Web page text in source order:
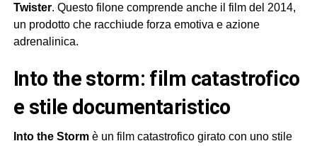
Twister. Questo filone comprende anche il film del 2014,
un prodotto che racchiude forza emotiva e azione
adrenalinica.
into the storm: film catastrofico
e stile documentaristico
Into the Stormè un film catastrofico girato con uno stile